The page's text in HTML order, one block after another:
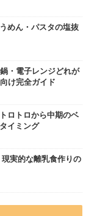
めん・パスタの塩抜
・電子レンジどれが
け完全ガイド
ロトロから中期のベ
イミング
実的な離乳食作りの